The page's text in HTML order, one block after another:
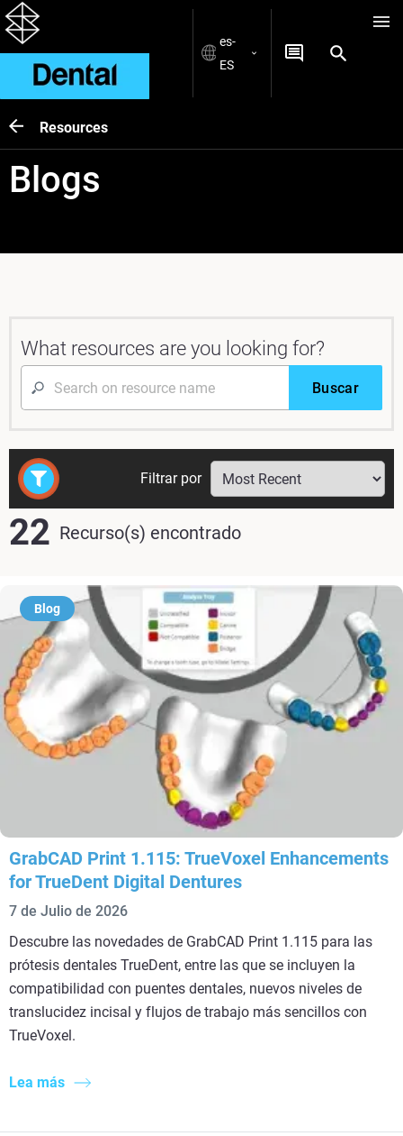
es-
ES
Resources
Blogs
What resources are you looking for?
Buscar
22 Recurso(s) encontrado
Filtrar por
Blog
GrabCAD Print 1.115: TrueVoxel Enhancements
for TrueDent Digital Dentures
7 de Julio de 2026
Descubre las novedades de GrabCAD Print 1.115 para las
prótesis dentales TrueDent, entre las que se incluyen la
compatibilidad con puentes dentales, nuevos niveles de
translucidez incisal y flujos de trabajo más sencillos con
TrueVoxel.
Lea más